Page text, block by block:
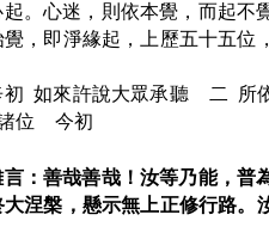
。心迷，則依本覺，而起不
，即淨緣起，上歷五十五位
初 如來許說大眾承聽 二 所
位 今初
：善哉善哉！汝等乃能，普
涅槃，懸示無上正修行路。